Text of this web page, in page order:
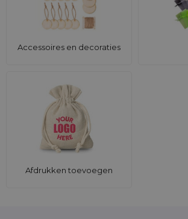
Accessoires en decoraties
Afdrukken toevoegen